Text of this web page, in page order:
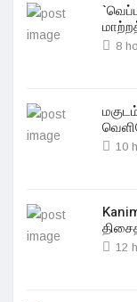
8
10
12